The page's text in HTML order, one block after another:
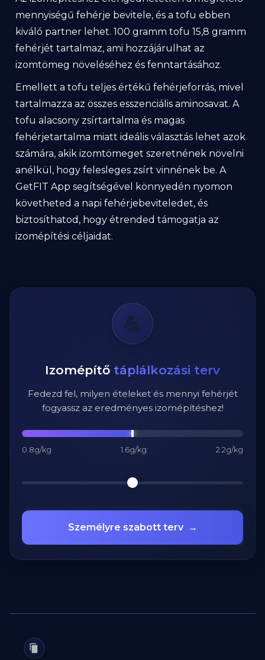
mennyiségű fehérje bevitele, és a tofu ebben
kiváló partner lehet. 100 gramm tofu 15,8 gramm
fehérjét tartalmaz, ami hozzájárulhat az
izomtömeg növeléséhez és fenntartásához.
Emellett a tofu teljes értékű fehérjeforrás, mivel
tartalmazza az összes esszenciális aminosavat. A
tofu alacsony zsírtartalma és magas
fehérjetartalma miatt ideális választás lehet azok
számára, akik izomtömeget szeretnének növelni
anélkül, hogy felesleges zsírt vinnének be. A
GetFIT App segítségével könnyedén nyomon
követheted a napi fehérjebeviteledet, és
biztosíthatod, hogy étrended támogatja az
izomépítési céljaidat.
💪
Izomépítő táplálkozási terv
Fedezd fel, milyen ételeket és mennyi fehérjét
fogyassz az eredményes izomépítéshez!
0.8g/kg 1.6g/kg 2.2g/kg
Személyre szabott terv →